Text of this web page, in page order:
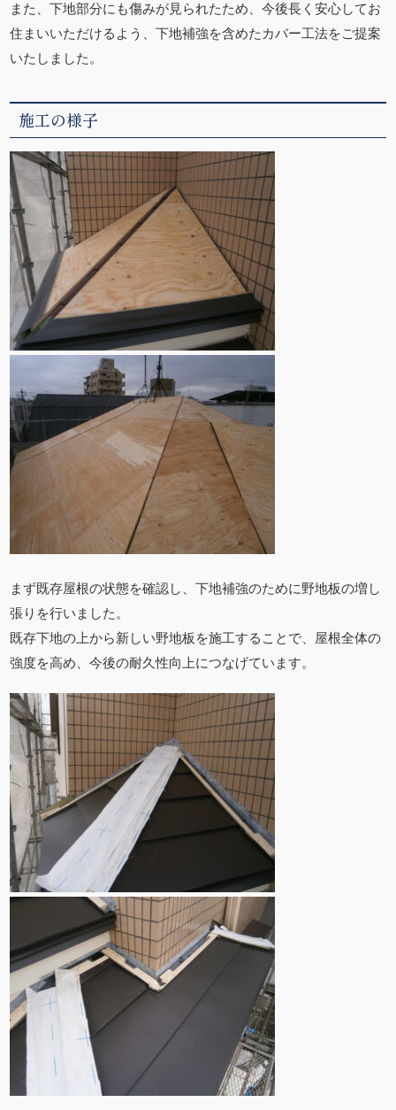
また、下地部分にも傷みが見られたため、今後長く安心してお
住まいいただけるよう、下地補強を含めたカバー工法をご提案
いたしました。
施工の様子
まず既存屋根の状態を確認し、下地補強のために野地板の増し
張りを行いました。
既存下地の上から新しい野地板を施工することで、屋根全体の
強度を高め、今後の耐久性向上につなげています。